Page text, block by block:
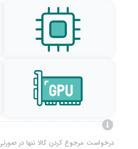
درخواست مرجوع کردن کالا تنها در